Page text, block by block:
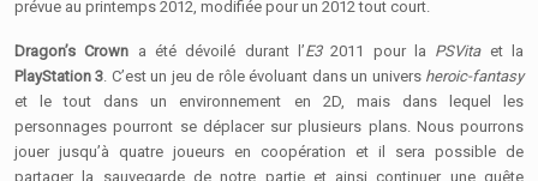
prévue au printemps 2012, modifiée pour un 2012 tout court.
Dragon’s Crown a été dévoilé durant l’E32011 pour la PSVita et la
PlayStation 3 . C’est un jeu de rôle évoluant dans un univers heroic-fantasy
et le tout dans un environnement en 2D, mais dans lequel les
personnages pourront se déplacer sur plusieurs plans. Nous pourrons
jouer jusqu’à quatre joueurs en coopération et il sera possible de
partager la sauvegarde de notre partie et ainsi continuer une quête